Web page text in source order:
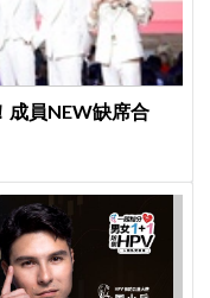
成員NEW缺席合